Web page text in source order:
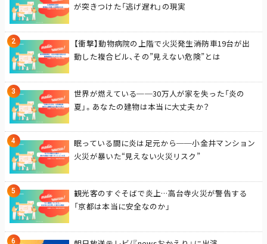
が突きつけた「逃げ遅れ」の現実
【衝撃】動物病院の上階で火災発生――消防車19台が出
動した複合ビル、その”見えない危険”とは
世界が燃えている──30万人が家を失った「炎の
夏」。あなたの建物は本当に大丈夫か？
眠っている間に炎は足元から──小金井マンション
火災が暴いた“見えない火災リスク”
観光客のすぐそばで炎上…高台寺火災が警告する
「京都は本当に安全なのか」